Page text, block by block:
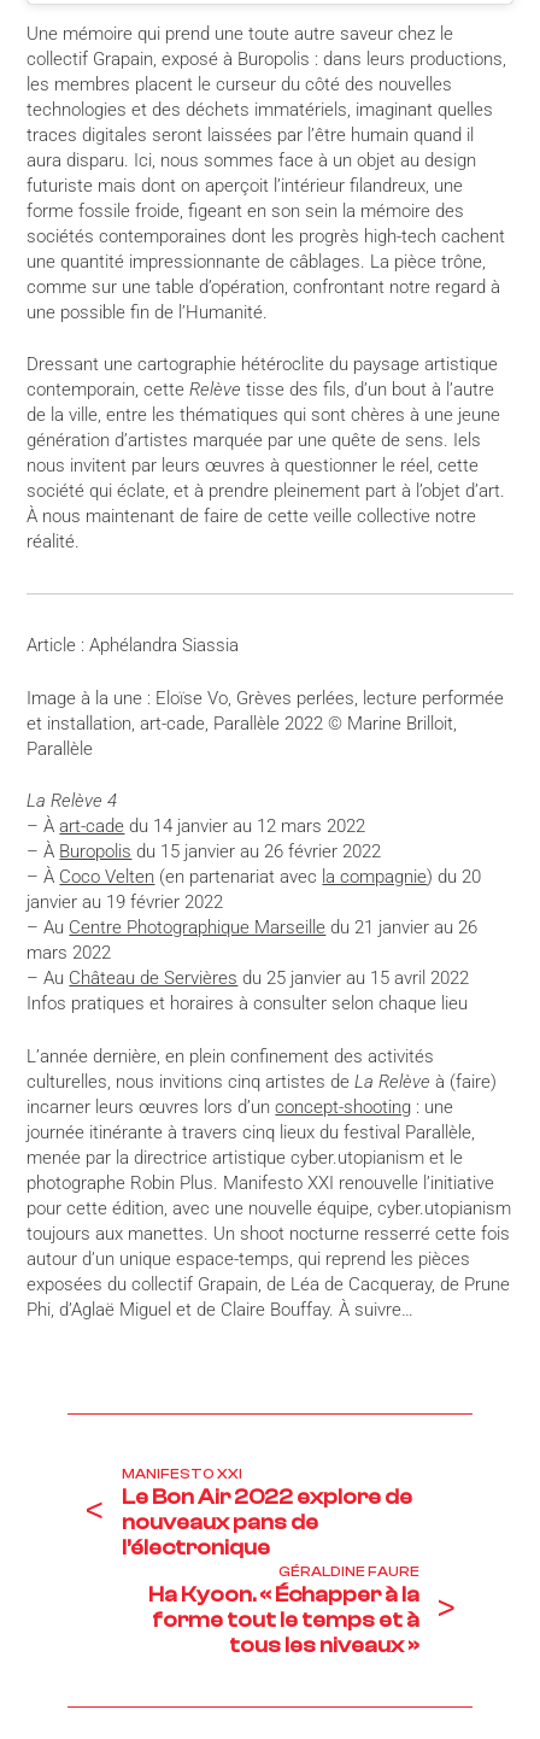
Une mémoire qui prend une toute autre saveur chez le
collectif Grapain, exposé à Buropolis : dans leurs productions,
les membres placent le curseur du côté des nouvelles
technologies et des déchets immatériels, imaginant quelles
traces digitales seront laissées par l’être humain quand il
aura disparu. Ici, nous sommes face à un objet au design
futuriste mais dont on aperçoit l’intérieur filandreux, une
forme fossile froide, figeant en son sein la mémoire des
sociétés contemporaines dont les progrès high-tech cachent
une quantité impressionnante de câblages. La pièce trône,
comme sur une table d’opération, confrontant notre regard à
une possible fin de l’Humanité.
Dressant une cartographie hétéroclite du paysage artistique
contemporain, cetteRelève tisse des fils, d’un bout à l’autre
de la ville, entre les thématiques qui sont chères à une jeune
génération d’artistes marquée par une quête de sens. Iels
nous invitent par leurs œuvres à questionner le réel, cette
société qui éclate, et à prendre pleinement part à l’objet d’art.
À nous maintenant de faire de cette veille collective notre
réalité.
Article : Aphélandra Siassia
Image à la une : Eloïse Vo, Grèves perlées, lecture performée
et installation, art-cade, Parallèle 2022 © Marine Brilloit,
Parallèle
La Relève 4
– Àart-cade du 14 janvier au 12 mars 2022
– À Buropolis du 15 janvier au 26 février 2022
– À Coco Velten (en partenariat avec la compagnie) du 20
janvier au 19 février 2022
– Au Centre Photographique Marseille du 21 janvier au 26
mars 2022
– Au Château de Servières du 25 janvier au 15 avril 2022
Infos pratiques et horaires à consulter selon chaque lieu
L’année dernière, en plein confinement des activités
culturelles, nous invitions cinq artistes deLa Relèveà (faire)
incarner leurs œuvres lors d’unconcept-shooting : une
journée itinérante à travers cinq lieux du festival Parallèle,
menée par la directrice artistique cyber.utopianism et le
photographe Robin Plus. Manifesto XXI renouvelle l’initiative
pour cette édition, avec une nouvelle équipe, cyber.utopianism
toujours aux manettes. Un shoot nocturne resserré cette fois
autour d’un unique espace-temps, qui reprend les pièces
exposées du collectif Grapain, de Léa de Cacqueray, de Prune
Phi, d’Aglaë Miguel et de Claire Bouffay. À suivre…
<
MANIFESTO XXI
Le Bon Air 2022 explore de
nouveaux pans de
l’électronique
GÉRALDINE FAURE
Ha Kyoon. « Échapper à la
forme tout le temps et à
tous les niveaux »
>